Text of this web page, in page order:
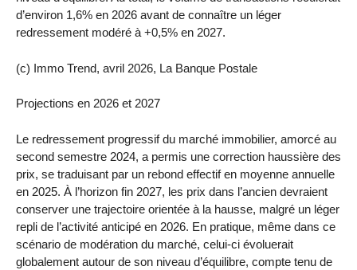
d’environ 1,6% en 2026 avant de connaître un léger
redressement modéré à +0,5% en 2027.
(c) Immo Trend, avril 2026, La Banque Postale
Projections en 2026 et 2027
Le redressement progressif du marché immobilier, amorcé au
second semestre 2024, a permis une correction haussière des
prix, se traduisant par un rebond effectif en moyenne annuelle
en 2025. À l’horizon fin 2027, les prix dans l’ancien devraient
conserver une trajectoire orientée à la hausse, malgré un léger
repli de l’activité anticipé en 2026. En pratique, même dans ce
scénario de modération du marché, celui-ci évoluerait
globalement autour de son niveau d’équilibre, compte tenu de